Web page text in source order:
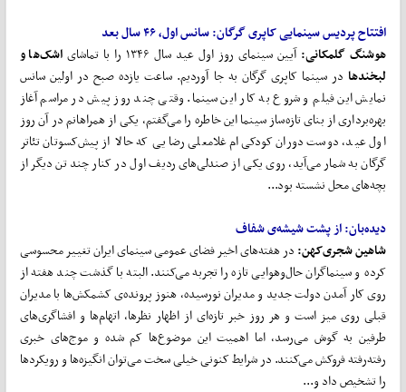
افتتاح پردیس سینمایی کاپری گرگان:سانس اول، ۴۶ سال بعد
هوشنگ گلمکانی:آیین سینمای روز اول عید سال ۱۳۴۶ را با تماشای اشکها و
لبخندهادر سینما کاپری گرگان به جا آوردیم. ساعت یازده صبح در اولین سانس
نمایش این فیلم و شروع به کار این سینما. وقتی چند روز پیش در مراسم آغاز
بهره‌برداری از بنای تازه‌ساز سینما این خاطره را می‌گفتم، یکی از همراهانم در آن روز
اول عید، دوست دوران کودکی‌ام غلامعلی رضایی که حالا از پیش‌کسوتان تئاتر
گرگان به شمار می‌آید، روی یکی از صندلی‌های ردیف اول در کنار چند تن دیگر از
بچه‌های محل نشسته بود...
دیدهبان:از پشت شیشه‌ی شفاف
شاهین شجریکهن:در هفته‌های اخیر فضای عمومی سینمای ایران تغییر محسوسی
کرده و سینماگران حال‌وهوایی تازه را تجربه می‌کنند. البته با گذشت چند هفته از
روی کار آمدن دولت جدید و مدیران نورسیده، هنوز پرونده‌ی کشمکش‌ها با مدیران
قبلی روی میز است و هر روز خبر تازه‌ای از اظهار نظرها، اتهام‌ها و افشاگری‌های
طرفین به گوش می‌رسد، اما اهمیت این موضوع‌ها کم شده و موج‌های خبری
رفته‌رفته فروکش می‌کنند. در شرایط کنونی خیلی سخت می‌توان انگیزه‌ها و رویکردها
را تشخیص داد و...